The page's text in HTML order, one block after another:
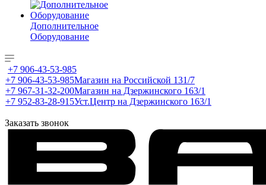
Дополнительное
Оборудование
+7 906-43-53-985
+7 906-43-53-985Магазин на Российской 131/7
+7 967-31-32-200Магазин на Дзержинского 163/1
+7 952-83-28-915Уст.Центр на Дзержинского 163/1
Заказать звонок